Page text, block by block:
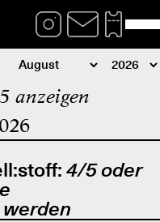
anzeigen
4/5 oder